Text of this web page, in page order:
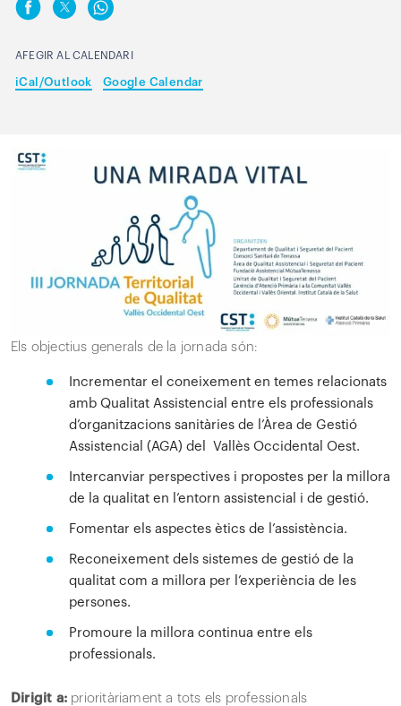
AFEGIR AL CALENDARI
iCal/Outlook Google Calendar
Els objectius generals de la jornada són:
Incrementar el coneixement en temes relacionats
amb Qualitat Assistencial entre els professionals
d’organitzacions sanitàries de l’Àrea de Gestió
Assistencial (AGA) del Vallès Occidental Oest.
Intercanviar perspectives i propostes per la millora
de la qualitat en l’entorn assistencial i de gestió.
Fomentar els aspectes ètics de l’assistència.
Reconeixement dels sistemes de gestió de la
qualitat com a millora per l’experiència de les
persones.
Promoure la millora continua entre els
professionals.
Dirigit a: prioritàriament a tots els professionals